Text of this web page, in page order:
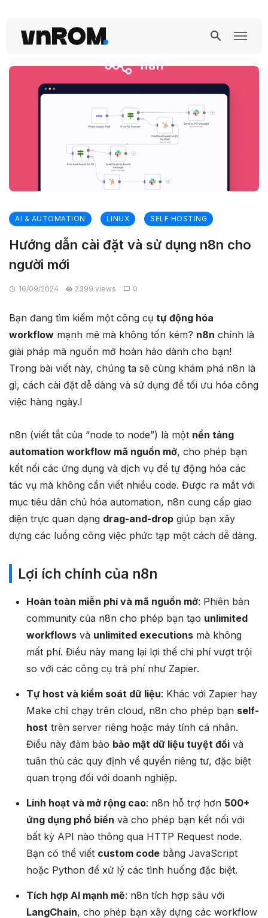
AI & AUTOMATION LINUX SELF HOSTING
Hướng dẫn cài đặt và sử dụng n8n cho
người mới
16/09/2024 2399 views 0
Bạn đang tìm kiếm một công cụ tự động hóa
workflow mạnh mẽ mà không tốn kém? n8n chính là
giải pháp mã nguồn mở hoàn hảo dành cho bạn!
Trong bài viết này, chúng ta sẽ cùng khám phá n8n là
gì, cách cài đặt dễ dàng và sử dụng để tối ưu hóa công
việc hàng ngày.l
n8n (viết tắt của “node to node”) là một nền tảng
automation workflow mã nguồn mở, cho phép bạn
kết nối các ứng dụng và dịch vụ để tự động hóa các
tác vụ mà không cần viết nhiều code. Được ra mắt với
mục tiêu dân chủ hóa automation, n8n cung cấp giao
diện trực quan dạng drag-and-drop giúp bạn xây
dựng các luồng công việc phức tạp một cách dễ dàng.
Lợi ích chính của n8n
Hoàn toàn miễn phí và mã nguồn mở: Phiên bản
community của n8n cho phép bạn tạo unlimited
workflowsvà unlimited executionsmà không
mất phí. Điều này mang lại lợi thế chi phí vượt trội
so với các công cụ trả phí như Zapier.
Tự host và kiểm soát dữ liệu: Khác với Zapier hay
Make chỉ chạy trên cloud, n8n cho phép bạn self-
hosttrên server riêng hoặc máy tính cá nhân.
Điều này đảm bảo bảo mật dữ liệu tuyệt đốivà
tuân thủ các quy định về quyền riêng tư, đặc biệt
quan trọng đối với doanh nghiệp.
Linh hoạt và mở rộng cao: n8n hỗ trợ hơn 500+
ứng dụng phổ biến và cho phép bạn kết nối với
bất kỳ API nào thông qua HTTP Request node.
Bạn có thể viết custom codebằng JavaScript
hoặc Python để xử lý các tình huống đặc biệt.​
Tích hợp AI mạnh mẽ: n8n tích hợp sâu với
LangChain, cho phép bạn xây dựng các workflow